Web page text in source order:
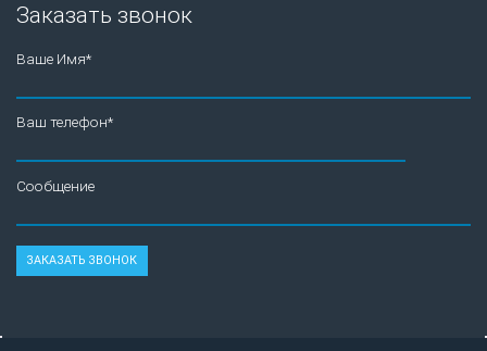
Заказать звонок
Ваше Имя*
Ваш телефон*
Сообщение